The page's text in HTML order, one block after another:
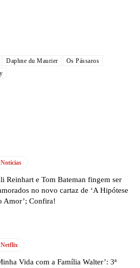
Daphne du Maurier
Os Pássaros
Notícias
Reinhart e Tom Bateman fingem ser
no novo cartaz de ‘A Hipótese
Amor’; Confira!
Netflix
Vida com a Família Walter’: 3ª